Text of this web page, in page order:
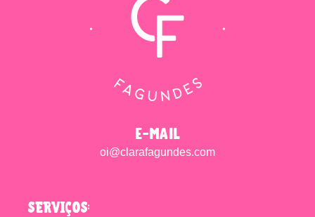
e-mail
oi@clarafagundes.com
SERVIÇOS: